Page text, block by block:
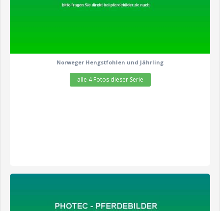
Norweger Hengstfohlen und Jährling
alle 4 Fotos dieser Serie